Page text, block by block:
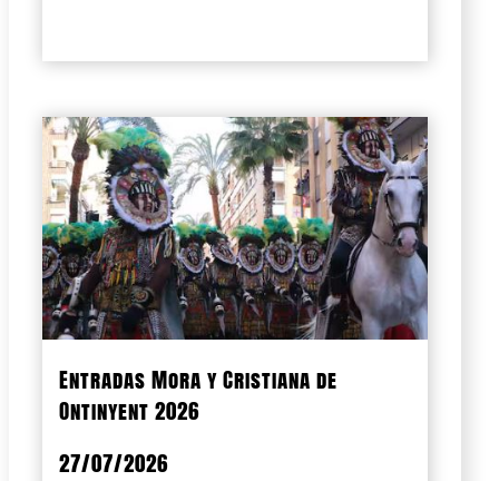
Entradas Mora y Cristiana de
Ontinyent 2026
27/07/2026